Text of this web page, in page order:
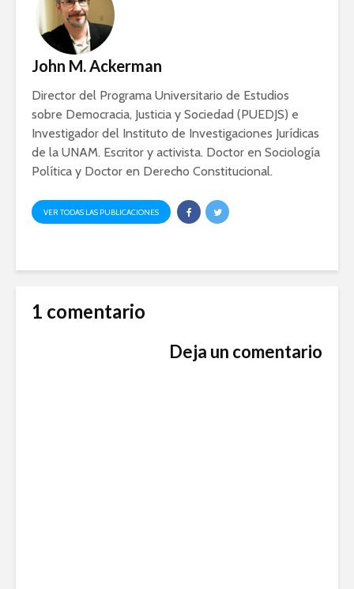
John M. Ackerman
Director del Programa Universitario de Estudios
sobre Democracia, Justicia y Sociedad (PUEDJS) e
Investigador del Instituto de Investigaciones Jurídicas
de la UNAM. Escritor y activista. Doctor en Sociología
Política y Doctor en Derecho Constitucional.
VER TODAS LAS PUBLICACIONES
1 comentario
Deja un comentario